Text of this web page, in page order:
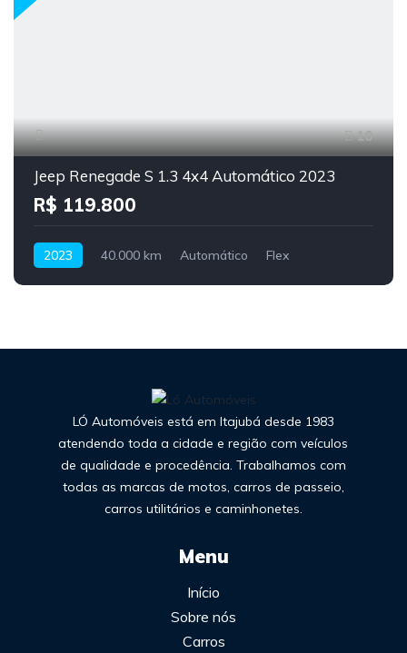
10
Jeep Renegade S 1.3 4x4 Automático 2023
R$ 119.800
2023 40.000 km Automático Flex
LÓ Automóveis está em Itajubá desde 1983
atendendo toda a cidade e região com veículos
de qualidade e procedência. Trabalhamos com
todas as marcas de motos, carros de passeio,
carros utilitários e caminhonetes.
Menu
Início
Sobre nós
Carros